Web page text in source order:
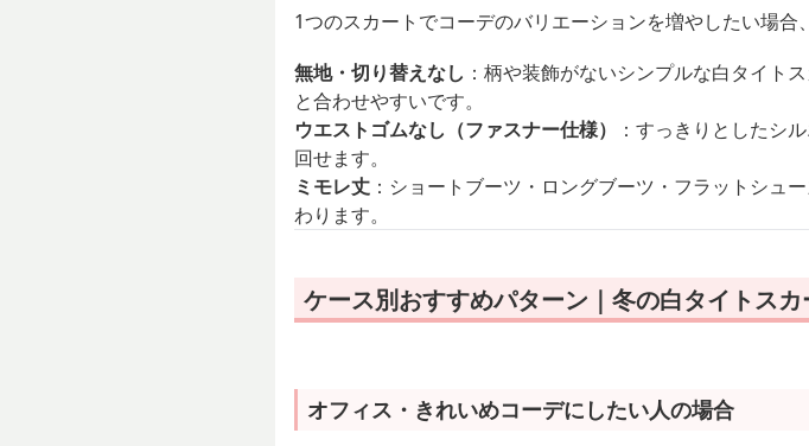
1つのスカートでコーデのバリエーションを増やしたい場合、
無地・切り替えなし ：柄や装飾がないシンプルな白タイト
と合わせやすいです。
ウエストゴムなし（ファスナー仕様）
：すっきりとしたシ
回せます。
ミモレ丈 ：ショートブーツ・ロングブーツ・フラットシュ
わります。
ケース別おすすめパターン｜冬の白タイトス
オフィス・きれいめコーデにしたい人の場合